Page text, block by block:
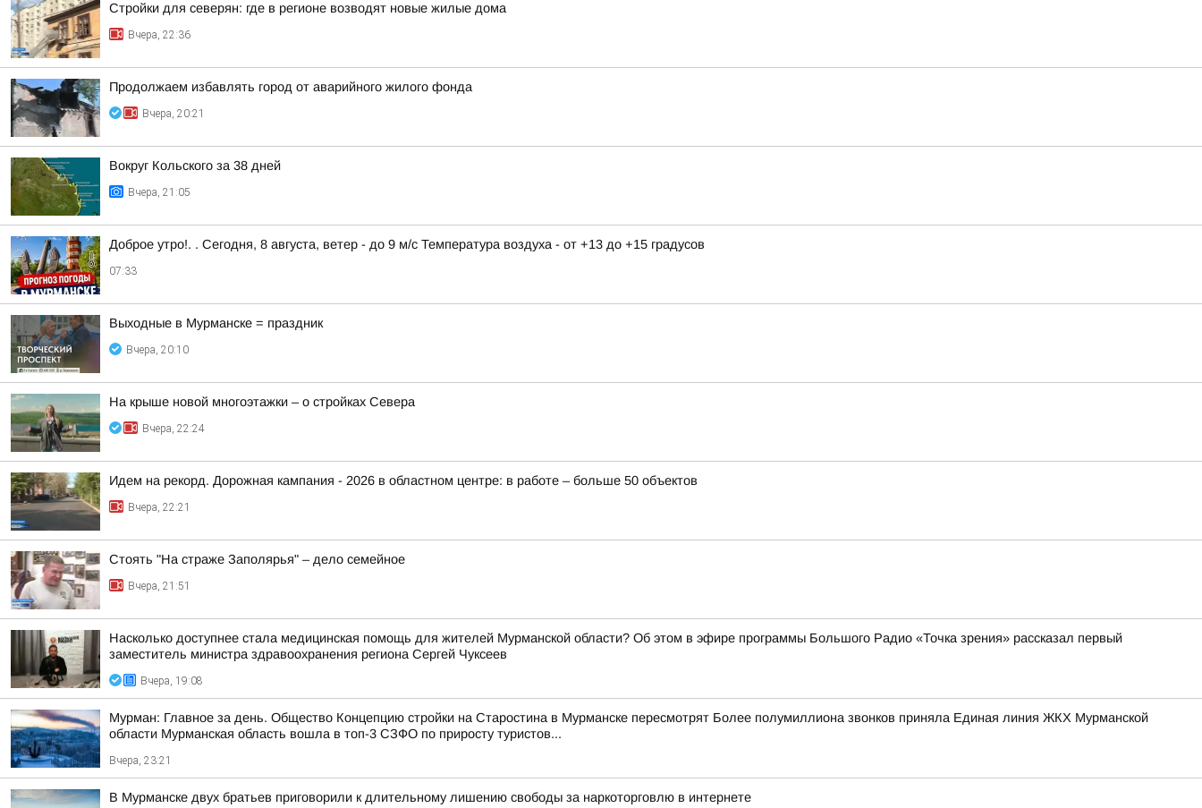
Стройки для северян: где в регионе возводят новые жилые дома
Вчера, 22:36
Продолжаем избавлять город от аварийного жилого фонда
Вчера, 20:21
Вокруг Кольского за 38 дней
Вчера, 21:05
Доброе утро!. . Сегодня, 8 августа, ветер - до 9 м/с Температура воздуха - от +13 до +15 градусов
07:33
Выходные в Мурманске = праздник
Вчера, 20:10
На крыше новой многоэтажки – о стройках Севера
Вчера, 22:24
Идем на рекорд. Дорожная кампания - 2026 в областном центре: в работе – больше 50 объектов
Вчера, 22:21
Стоять "На страже Заполярья" – дело семейное
Вчера, 21:51
Насколько доступнее стала медицинская помощь для жителей Мурманской области? Об этом в эфире программы Большого Радио «Точка зрения» рассказал первый
заместитель министра здравоохранения региона Сергей Чуксеев
Вчера, 19:08
Мурман: Главное за день. Общество Концепцию стройки на Старостина в Мурманске пересмотрят Более полумиллиона звонков приняла Единая линия ЖКХ Мурманской
области Мурманская область вошла в топ-3 СЗФО по приросту туристов...
Вчера, 23:21
В Мурманске двух братьев приговорили к длительному лишению свободы за наркоторговлю в интернете